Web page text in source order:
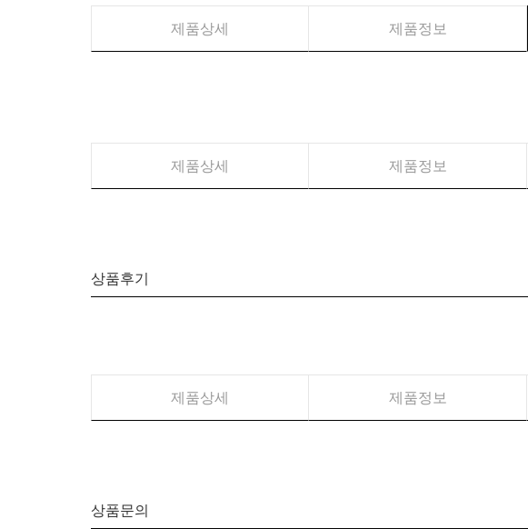
제품상세 제품정보
제품상세 제품정보
상품후기
제품상세 제품정보
상품문의